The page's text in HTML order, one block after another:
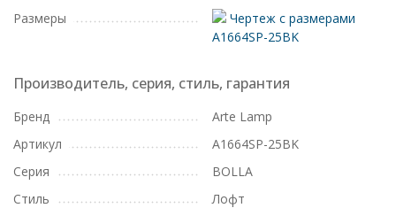
Размеры
Чертеж с размерами
A1664SP-25BK
Производитель, серия, стиль, гарантия
Бренд
Arte Lamp
Артикул
A1664SP-25BK
Серия
BOLLA
Стиль
Лофт